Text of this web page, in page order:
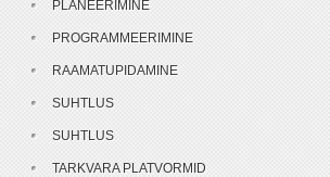
PLANEERIMINE
PROGRAMMEERIMINE
RAAMATUPIDAMINE
SUHTLUS
SUHTLUS
TARKVARA PLATVORMID